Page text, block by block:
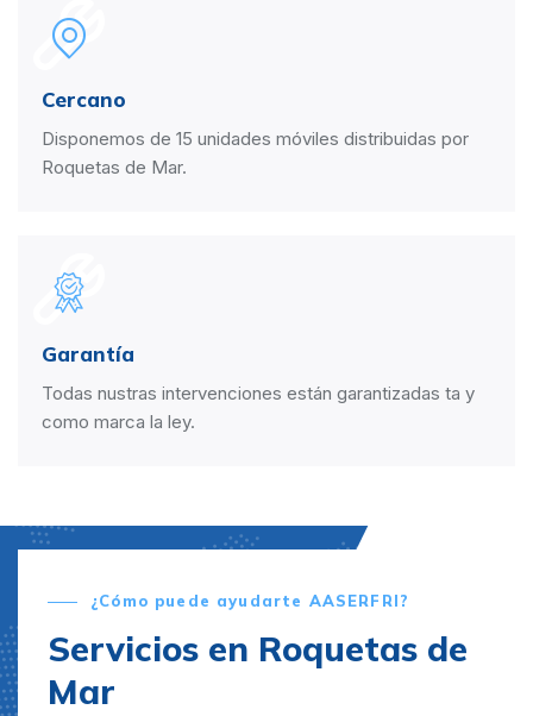
Cercano
Disponemos de 15 unidades móviles distribuidas por
Roquetas de Mar.
Garantía
Todas nustras intervenciones están garantizadas ta y
como marca la ley.
¿Cómo puede ayudarte AASERFRI?
Servicios en Roquetas de
Mar